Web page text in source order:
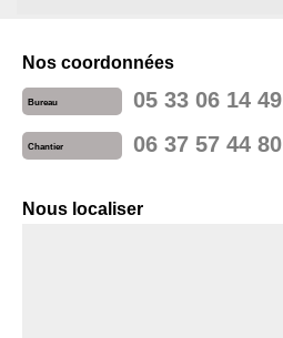
Nos coordonnées
Bureau 05 33 06 14 49
Chantier 06 37 57 44 80
Nous localiser